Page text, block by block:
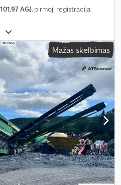
AG), pirmoji registracija:
Mažas skelbimas